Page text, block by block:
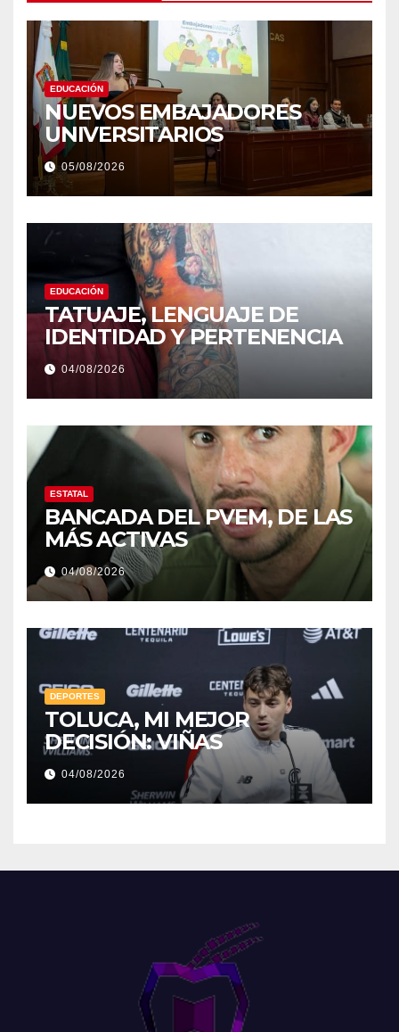
EDUCACIÓN
NUEVOS EMBAJADORES
UNIVERSITARIOS
05/08/2026
EDUCACIÓN
TATUAJE, LENGUAJE DE
IDENTIDAD Y PERTENENCIA
04/08/2026
ESTATAL
BANCADA DEL PVEM, DE LAS
MÁS ACTIVAS
04/08/2026
DEPORTES
TOLUCA, MI MEJOR
DECISIÓN: VIÑAS
04/08/2026